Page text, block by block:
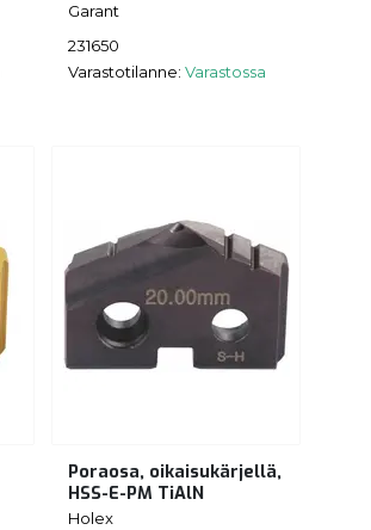
Garant
231650
Varastotilanne: Varastossa
Poraosa, oikaisukärjellä,
HSS-E-PM TiAlN
Holex